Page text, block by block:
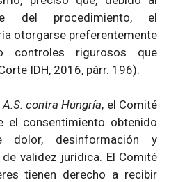
del procedimiento, el
otorgarse preferentemente
rigurosos que
IDH, 2016, párr. 196).
A.S. contra Hungría, el Comité
el consentimiento obtenido
dolor, desinformación y
validez jurídica. El Comité
tienen derecho a recibir